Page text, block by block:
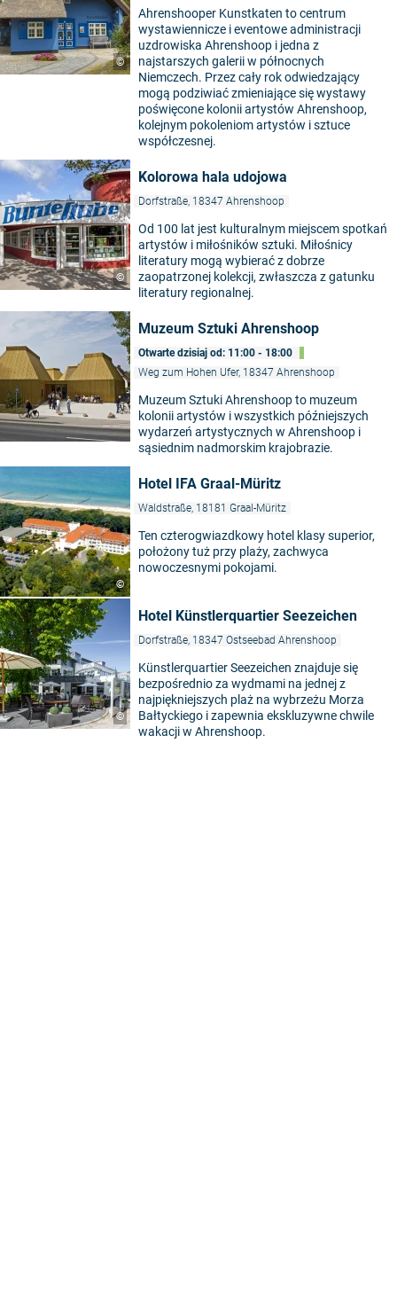
©
Ahrenshooper Kunstkaten to centrum
wystawiennicze i eventowe administracji
uzdrowiska Ahrenshoop i jedna z
najstarszych galerii w północnych
Niemczech. Przez cały rok odwiedzający
mogą podziwiać zmieniające się wystawy
poświęcone kolonii artystów Ahrenshoop,
kolejnym pokoleniom artystów i sztuce
współczesnej.
©
Kolorowa hala udojowa
Dorfstraße, 18347 Ahrenshoop
Od 100 lat jest kulturalnym miejscem spotkań
artystów i miłośników sztuki. Miłośnicy
literatury mogą wybierać z dobrze
zaopatrzonej kolekcji, zwłaszcza z gatunku
literatury regionalnej.
Muzeum Sztuki Ahrenshoop
Otwarte dzisiaj od: 11:00 - 18:00
Weg zum Hohen Ufer, 18347 Ahrenshoop
Muzeum Sztuki Ahrenshoop to muzeum
kolonii artystów i wszystkich późniejszych
wydarzeń artystycznych w Ahrenshoop i
sąsiednim nadmorskim krajobrazie.
©
Hotel IFA Graal-Müritz
Waldstraße, 18181 Graal-Müritz
Ten czterogwiazdkowy hotel klasy superior,
położony tuż przy plaży, zachwyca
nowoczesnymi pokojami.
©
Hotel Künstlerquartier Seezeichen
Dorfstraße, 18347 Ostseebad Ahrenshoop
Künstlerquartier Seezeichen znajduje się
bezpośrednio za wydmami na jednej z
najpiękniejszych plaż na wybrzeżu Morza
Bałtyckiego i zapewnia ekskluzywne chwile
wakacji w Ahrenshoop.